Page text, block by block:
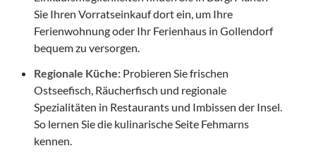
Sie Ihren Vorratseinkauf dort ein, um Ihre
Ferienwohnung oder Ihr Ferienhaus in Gollendorf
bequem zu versorgen.
Regionale Küche: Probieren Sie frischen
Ostseefisch, Räucherfisch und regionale
Spezialitäten in Restaurants und Imbissen der Insel.
So lernen Sie die kulinarische Seite Fehmarns
kennen.